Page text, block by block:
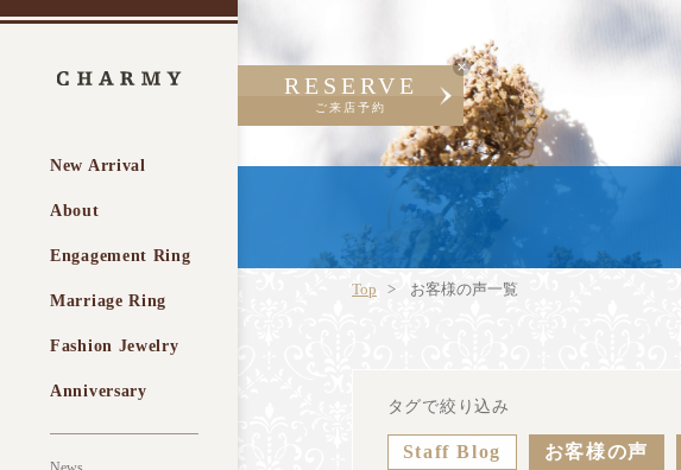
New Arrival
About
Engagement Ring
Marriage Ring
Fashion Jewelry
Anniversary
RESERVE
ご来店予約
Top お客様の声一覧
タグで絞り込み
Staff Blog お客様の声